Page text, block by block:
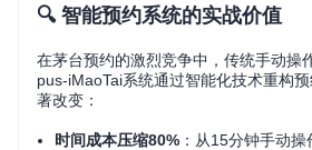
🔍 智能预约系统的实战价值
在茅台预约的激烈竞争中，传统手动操
pus-iMaoTai系统通过智能化技术重构
著改变：
时间成本压缩80% ：从15分钟手动